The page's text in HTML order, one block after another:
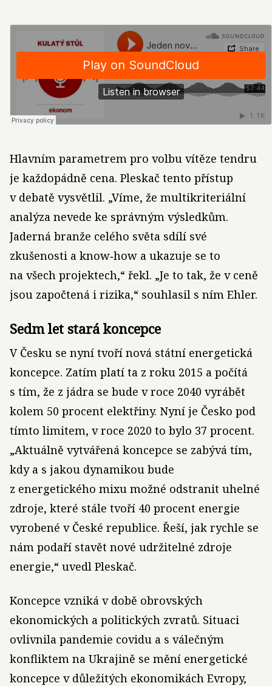
Hlavním parametrem pro volbu vítěze tendru
je každopádně cena. Pleskač tento přístup
v debatě vysvětlil. „Víme, že multikriteriální
analýza nevede ke správným výsledkům.
Jaderná branže celého světa sdílí své
zkušenosti a know‑how a ukazuje se to
na všech projektech,“ řekl. „Je to tak, že v ceně
jsou započtená i rizika,“ souhlasil s ním Ehler.
Sedm let stará koncepce
V Česku se nyní tvoří nová státní energetická
koncepce. Zatím platí ta z roku 2015 a počítá
s tím, že z jádra se bude v roce 2040 vyrábět
kolem 50 procent elektřiny. Nyní je Česko pod
tímto limitem, v roce 2020 to bylo 37 procent.
„Aktuálně vytvářená koncepce se zabývá tím,
kdy a s jakou dynamikou bude
z energetického mixu možné odstranit uhelné
zdroje, které stále tvoří 40 procent energie
vyrobené v České republice. Řeší, jak rychle se
nám podaří stavět nové udržitelné zdroje
energie,“ uvedl Pleskač.
Koncepce vzniká v době obrovských
ekonomických a politických zvratů. Situaci
ovlivnila pandemie covidu a s válečným
konfliktem na Ukrajině se mění energetické
koncepce v důležitých ekonomikách Evropy,